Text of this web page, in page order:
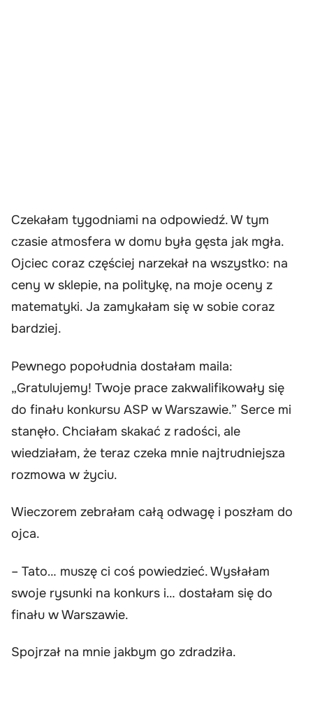
Czekałam tygodniami na odpowiedź. W tym
czasie atmosfera w domu była gęsta jak mgła.
Ojciec coraz częściej narzekał na wszystko: na
ceny w sklepie, na politykę, na moje oceny z
matematyki. Ja zamykałam się w sobie coraz
bardziej.
Pewnego popołudnia dostałam maila:
„Gratulujemy! Twoje prace zakwalifikowały się
do finału konkursu ASP w Warszawie.” Serce mi
stanęło. Chciałam skakać z radości, ale
wiedziałam, że teraz czeka mnie najtrudniejsza
rozmowa w życiu.
Wieczorem zebrałam całą odwagę i poszłam do
ojca.
– Tato… muszę ci coś powiedzieć. Wysłałam
swoje rysunki na konkurs i… dostałam się do
finału w Warszawie.
Spojrzał na mnie jakbym go zdradziła.